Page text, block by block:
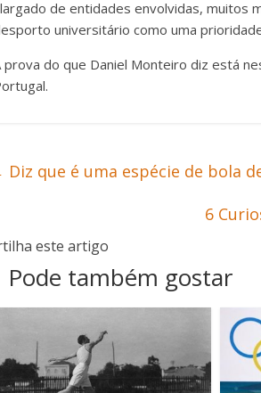
de entidades envolvidas, muitos
universitário como uma
prova do que Daniel Monteiro diz está
Diz que é uma espécie de bola
6
este artigo
Pode também gostar